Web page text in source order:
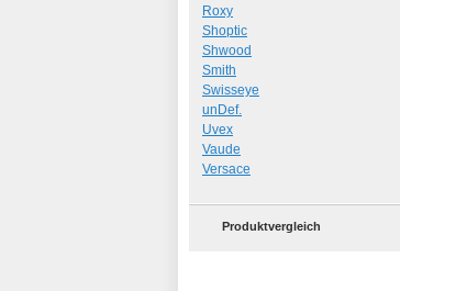
Roxy
Shoptic
Shwood
Smith
Swisseye
unDef.
Uvex
Vaude
Versace
Produktvergleich